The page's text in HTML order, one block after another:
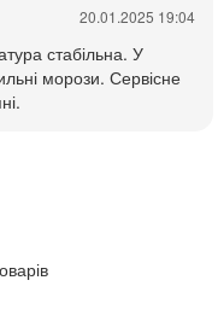
20.01.2025 19:04
стабільна. У
морози. Сервісне